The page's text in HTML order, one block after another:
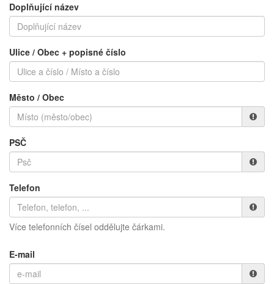
Doplňující název
Ulice / Obec + popisné číslo
Město / Obec
PSČ
Telefon
Více telefonních čísel oddělujte čárkami.
E-mail